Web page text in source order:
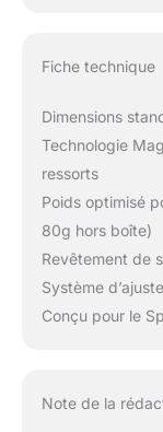
Fiche technique
Dimensions
Technologie
ressorts
Poids optimisé
80g hors boîte)
Revêtement de
Système
Conçu pour le
Note de la